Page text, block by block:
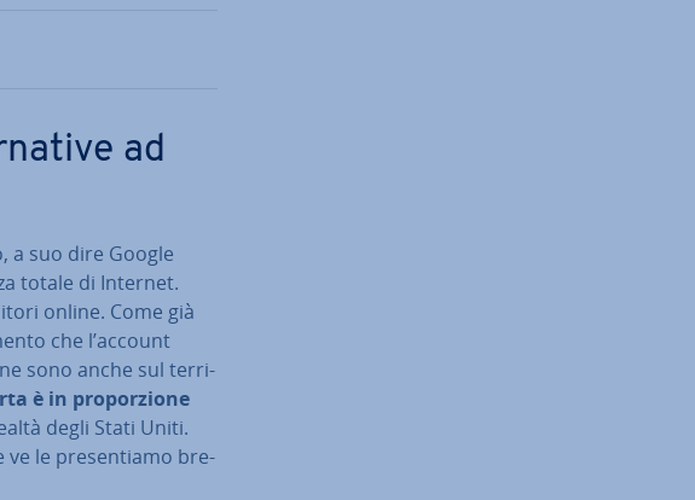
ad
a suo dire Google
totale di Internet.
online. Come già
che l’account
sono anche sul ter­ri­
è in pro­por­zio­ne
degli Stati Uniti.
ve le pre­sen­tia­mo bre­